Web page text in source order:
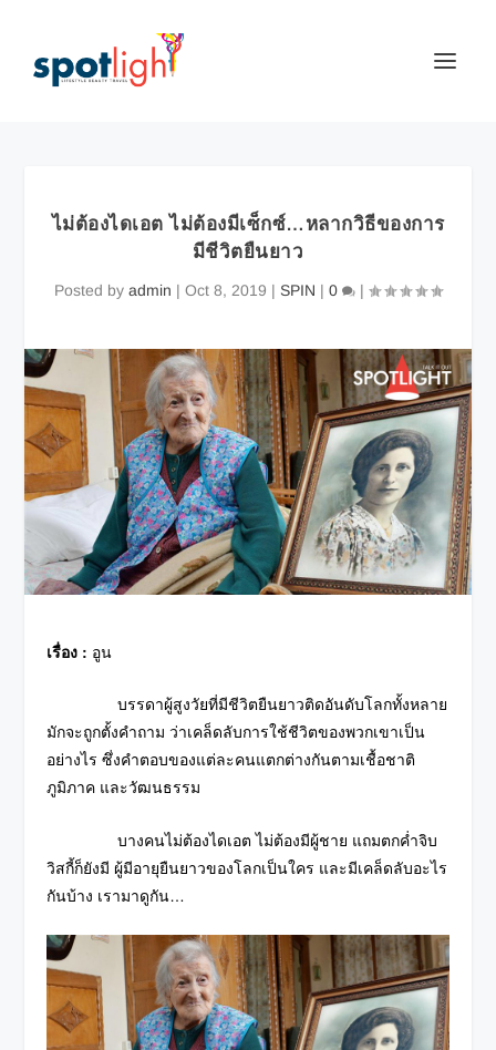
ไม่ต้องไดเอต ไม่ต้องมีเซ็กซ์…หลากวิธีของการ
มีชีวิตยืนยาว
Posted by admin | Oct 8, 2019 | SPIN | 0 |
เรื่อง : อูน
บรรดาผู้สูงวัยที่มีชีวิตยืนยาวติดอันดับโลกทั้งหลาย
มักจะถูกตั้งคำถาม ว่าเคล็ดลับการใช้ชีวิตของพวกเขาเป็น
อย่างไร ซึ่งคำตอบของแต่ละคนแตกต่างกันตามเชื้อชาติ
ภูมิภาค และวัฒนธรรม
บางคนไม่ต้องไดเอต ไม่ต้องมีผู้ชาย แถมตกค่ำจิบ
วิสกี้ก็ยังมี ผู้มีอายุยืนยาวของโลกเป็นใคร และมีเคล็ดลับอะไร
กันบ้าง เรามาดูกัน…